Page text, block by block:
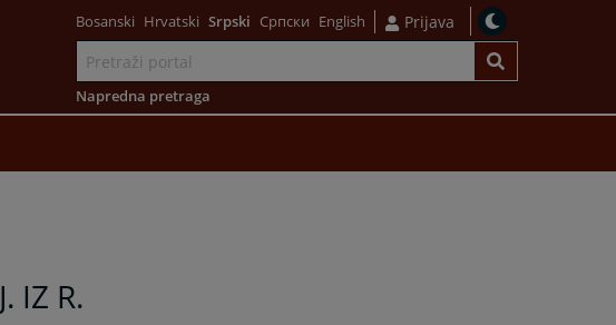
Bosanski Hrvatski Srpski Српски English Prijava
Napredna pretraga
IZ R.